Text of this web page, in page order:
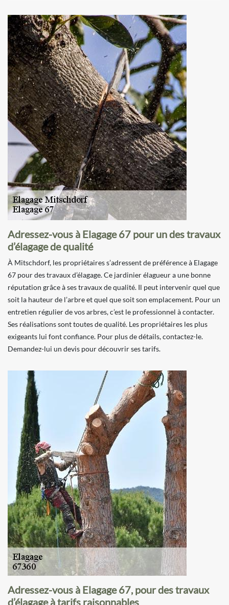
Adressez-vous à Elagage 67 pour un des travaux
d’élagage de qualité
À Mitschdorf, les propriétaires s’adressent de préférence à Elagage
67 pour des travaux d’élagage. Ce jardinier élagueur a une bonne
réputation grâce à ses travaux de qualité. Il peut intervenir quel que
soit la hauteur de l’arbre et quel que soit son emplacement. Pour un
entretien régulier de vos arbres, c’est le professionnel à contacter.
Ses réalisations sont toutes de qualité. Les propriétaires les plus
exigeants lui font confiance. Pour plus de détails, contactez-le.
Demandez-lui un devis pour découvrir ses tarifs.
Adressez-vous à Elagage 67, pour des travaux
d’élagage à tarifs raisonnables